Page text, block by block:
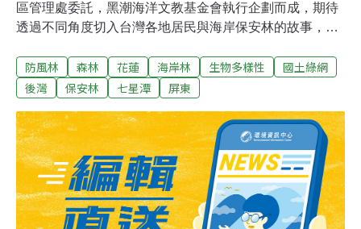
區管理處委託，黑潮海洋文教基金會執行企劃而成，期待
透過不同角度切入台灣各地居民與海岸保安林的故事，傳
日（International Day for Biological Diversity）「保護和
可持續利用生物多樣性」的核心倡議。家住保安林的人
不無懷念又帶著感傷。如果問最想恢復過去記憶中哪一個
圖像，對花蓮縣七星潭社區和屏東縣車城鄉後灣村居民而
言，可能包括遍布了龜蛋的沙灘。海岸景觀復原 從保安林
起步就在半世紀之前，雞蛋要買，但住在沙灘旁的居民烏
龜蛋不用買，遍地都是。這個記憶不但花蓮七星潭社區如
此，屏東後灣也是。龜蛋曾是這些社區早期蛋白質來源，
防風林 森林 花蓮 海岸林 生物多樣性
國土綠網
後灣
保安林 七星潭 屏東